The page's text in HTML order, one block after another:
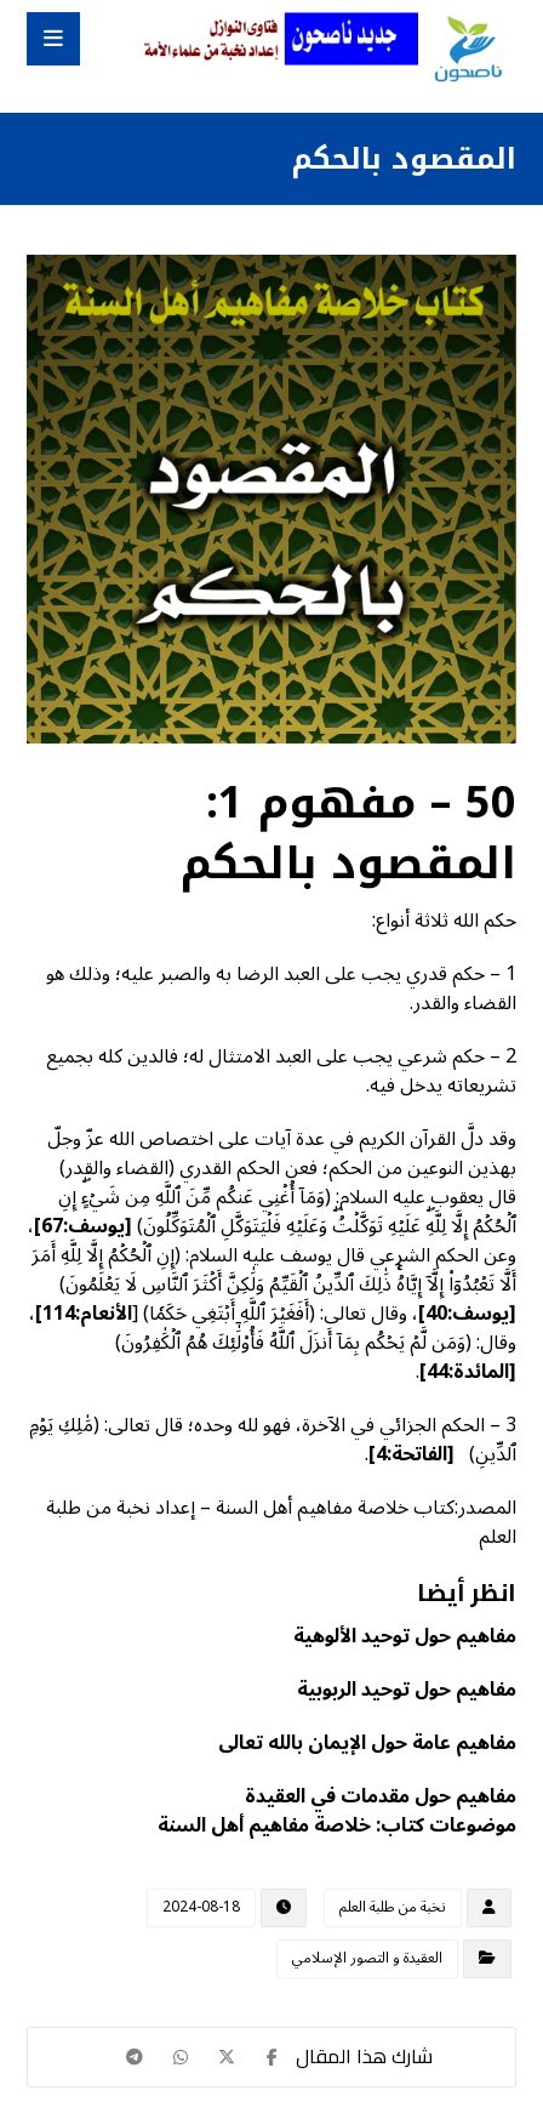
المقصود بالحكم
50 – مفهوم 1:
المقصود بالحكم
حكم الله ثلاثة أنواع:
1 – حكم قدري يجب على العبد الرضا به والصبر عليه؛ وذلك هو
القضاء والقدر.
2 – حكم شرعي يجب على العبد الامتثال له؛ فالدين كله بجميع
تشريعاته يدخل فيه.
وقد دلَّ القرآن الكريم في عدة آيات على اختصاص الله عزّ وجلّ
بهذين النوعين من الحكم؛ فعن الحكم القدري (القضاء والقدر)
قال يعقوب عليه السلام: (وَمَآ أُغۡنِي عَنكُم مِّنَ ٱللَّهِ مِن شَيۡءٍۖ إِنِ
ٱلۡحُكۡمُ إِلَّا لِلَّهِۖ عَلَيۡهِ تَوَكَّلۡتُۖ وَعَلَيۡهِ فَلۡيَتَوَكَّلِ ٱلۡمُتَوَكِّلُونَ)[يوسف:67] ،
وعن الحكم الشرعي قال يوسف عليه السلام: (إِنِ ٱلۡحُكۡمُ إِلَّا لِلَّهِ أَمَرَ
أَلَّا تَعۡبُدُوٓاْ إِلَّآ إِيَّاهُۚ ذَٰلِكَ ٱلدِّينُ ٱلۡقَيِّمُ وَلَٰكِنَّ أَكۡثَرَ ٱلنَّاسِ لَا يَعۡلَمُونَ)
[يوسف:40] ، وقال تعالى: (أَفَغَيۡرَ ٱللَّهِ أَبۡتَغِي حَكَمٗا) [الأنعام:114] ،
وقال: (وَمَن لَّمۡ يَحۡكُم بِمَآ أَنزَلَ ٱللَّهُ فَأُوْلَٰٓئِكَ هُمُ ٱلۡكَٰفِرُونَ)
[المائدة:44 ]
.
3 – الحكم الجزائي في الآخرة، فهو لله وحده؛ قال تعالى: (مَٰلِكِ يَوۡمِ
ٱلدِّينِ) [الفاتحة:4]
.
المصدر:كتاب خلاصة مفاهيم أهل السنة – إعداد نخبة من طلبة
العلم
انظر أيضا
مفاهيم حول توحيد الألوهية
مفاهيم حول توحيد الربوبية
مفاهيم عامة حول الإيمان بالله تعالى
مفاهيم حول مقدمات في العقيدة
موضوعات كتاب: خلاصة مفاهيم أهل السنة
نخبة من طلبة العلم
2024-08-18
العقيدة و التصور الإسلامي